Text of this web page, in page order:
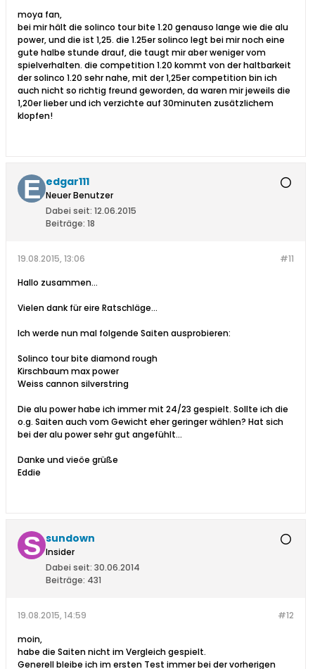
moya fan,
bei mir hält die solinco tour bite 1.20 genauso lange wie die alu
power, und die ist 1,25. die 1.25er solinco legt bei mir noch eine
gute halbe stunde drauf, die taugt mir aber weniger vom
spielverhalten. die competition 1.20 kommt von der haltbarkeit
der solinco 1.20 sehr nahe, mit der 1,25er competition bin ich
auch nicht so richtig freund geworden, da waren mir jeweils die
1,20er lieber und ich verzichte auf 30minuten zusätzlichem
klopfen!
edgar111
Neuer Benutzer
Dabei seit: 12.06.2015
Beiträge: 18
#11
19.08.2015, 13:06
Hallo zusammen...
Vielen dank für eire Ratschläge...
Ich werde nun mal folgende Saiten ausprobieren:
Solinco tour bite diamond rough
Kirschbaum max power
Weiss cannon silverstring
Die alu power habe ich immer mit 24/23 gespielt. Sollte ich die
o.g. Saiten auch vom Gewicht eher geringer wählen? Hat sich
bei der alu power sehr gut angefühlt...
Danke und vieöe grüße
Eddie
sundown
Insider
Dabei seit: 30.06.2014
Beiträge: 431
#12
19.08.2015, 14:59
moin,
habe die Saiten nicht im Vergleich gespielt.
Generell bleibe ich im ersten Test immer bei der vorherigen